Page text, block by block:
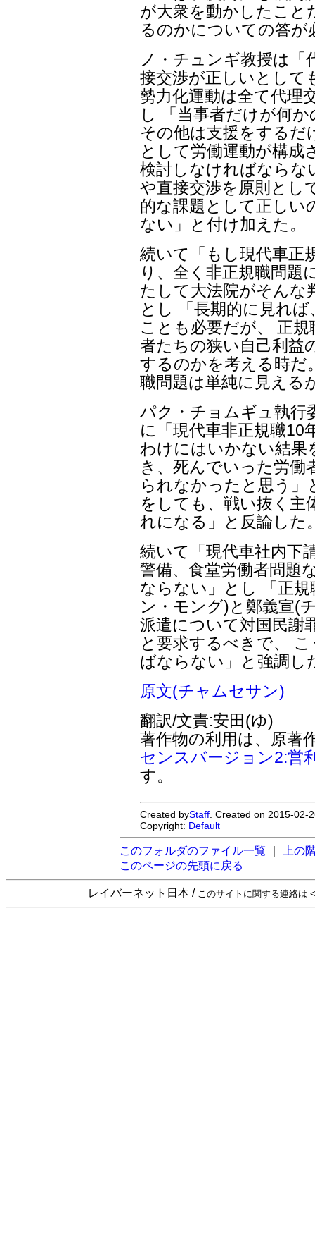
が大衆を動かしたこと
るのかについての答が
ノ・チュンギ教授は「
接交渉が正しいとして
勢力化運動は全て代理
し 「当事者だけが何
その他は支援をするだ
として労働運動が構
検討しなければならな
や直接交渉を原則とし
的な課題として正しい
ない」と付け加えた。
続いて「もし現代車正
り、全く非正規職問題
たして大法院がそんな
とし 「長期的に見れ
ことも必要だが、 正
者たちの狭い自己利益
するのかを考える時だ
職問題は単純に見える
パク・チョムギュ執行
に「現代車非正規職10
わけにはいかない結果
き、死んでいった労働
られなかったと思う
をしても、戦い抜く主
れになる」と反論した
続いて「現代車社内下
警備、食堂労働者問題
ならない」とし 「正
ン・モング)と鄭義宣(
派遣について対国民謝
と要求するべきで、
ばならない」と強調し
原文(チャムセサン)
翻訳/文責:安田(ゆ)
著作物の利用は、原著
センスバージョン2:営
す。
Created byStaff . Created on 2015-
Copyright: Default
このフォルダのファイル一覧
上の
このページの先頭に戻る
レイバーネット日本 / このサイトに関する連絡は